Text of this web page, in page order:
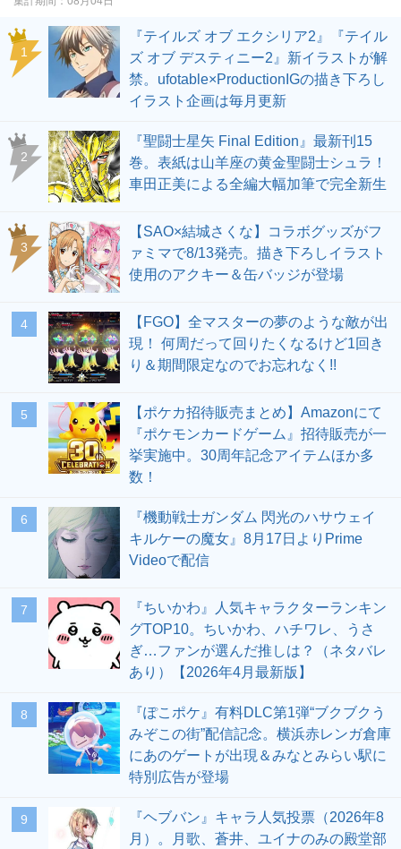
1
『テイルズ オブ エクシリア2』『テイル
ズ オブ デスティニー2』新イラストが解
禁。ufotable×ProductionIGの描き下ろし
イラスト企画は毎月更新
2
『聖闘士星矢 Final Edition』最新刊15
巻。表紙は山羊座の黄金聖闘士シュラ！
車田正美による全編大幅加筆で完全新生
3
【SAO×結城さくな】コラボグッズがフ
ァミマで8/13発売。描き下ろしイラスト
使用のアクキー＆缶バッジが登場
4
【FGO】全マスターの夢のような敵が出
現！ 何周だって回りたくなるけど1回き
り＆期間限定なのでお忘れなく!!
5
【ポケカ招待販売まとめ】Amazonにて
『ポケモンカードゲーム』招待販売が一
挙実施中。30周年記念アイテムほか多
数！
6
『機動戦士ガンダム 閃光のハサウェイ
キルケーの魔女』8月17日よりPrime
Videoで配信
7
『ちいかわ』人気キャラクターランキン
グTOP10。ちいかわ、ハチワレ、うさ
ぎ…ファンが選んだ推しは？（ネタバレ
あり）【2026年4月最新版】
8
『ぽこポケ』有料DLC第1弾“ブクブクう
みぞこの街”配信記念。横浜赤レンガ倉庫
にあのゲートが出現＆みなとみらい駅に
特別広告が登場
9
『ヘブバン』キャラ人気投票（2026年8
月）。月歌、蒼井、ユイナのみの殿堂部